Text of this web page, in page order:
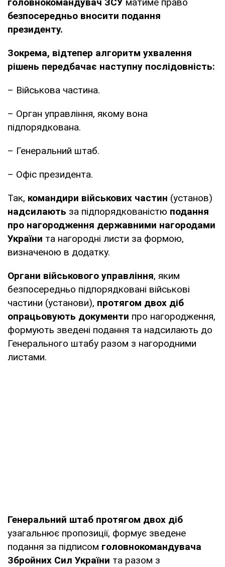
безпосередньо вносити подання
президенту.
Зокрема, відтепер алгоритм ухвалення
рішень передбачає наступну послідовність:
– Військова частина.
– Орган управління, якому вона
підпорядкована.
– Генеральний штаб.
– Офіс президента.
Так, командири військових частин (установ)
надсилають за підпорядкованістю подання
про нагородження державними нагородами
України та нагородні листи за формою,
визначеною в додатку.
Органи військового управління, яким
безпосередньо підпорядковані військові
частини (установи), протягом двох діб
опрацьовують документи про нагородження,
формують зведені подання та надсилають до
Генерального штабу разом з нагородними
листами.
Генеральний штаб протягом двох діб
узагальнює пропозиції, формує зведене
подання за підписом головнокомандувача
Збройних Сил України та разом з